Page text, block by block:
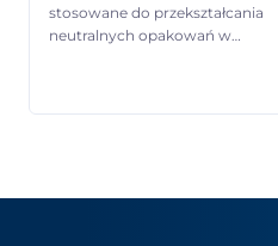
stosowane do przekształcania
neutralnych opakowań w
treściami promocyjnymi. Dzięki